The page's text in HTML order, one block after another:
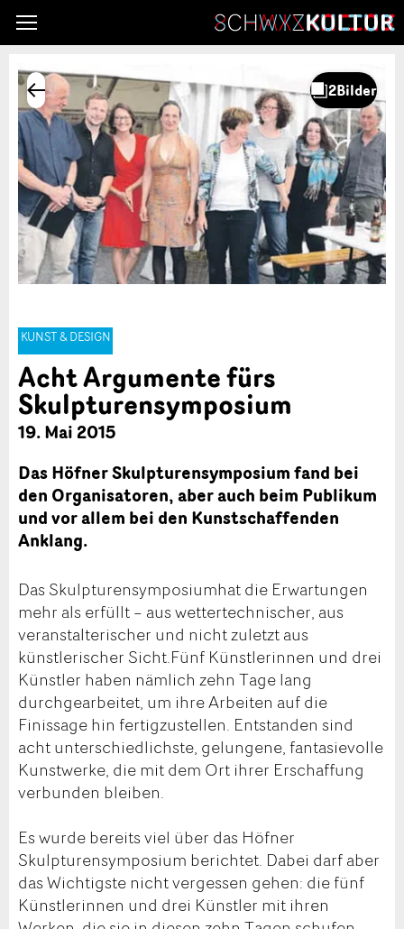
KUNST & DESIGN
Acht Argumente fürs
Skulpturensymposium
19. Mai 2015
Das Höfner Skulpturensymposium fand bei
den Organisatoren, aber auch beim Publikum
und vor allem bei den Kunstschaffenden
Anklang.
Das Skulpturensymposiumhat die Erwartungen
mehr als erfüllt – aus wettertechnischer, aus
veranstalterischer und nicht zuletzt aus
künstlerischer Sicht.Fünf Künstlerinnen und drei
Künstler haben nämlich zehn Tage lang
durchgearbeitet, um ihre Arbeiten auf die
Finissage hin fertigzustellen. Entstanden sind
acht unterschiedlichste, gelungene, fantasievolle
Kunstwerke, die mit dem Ort ihrer Erschaffung
verbunden bleiben.
Es wurde bereits viel über das Höfner
Skulpturensymposium berichtet. Dabei darf aber
das Wichtigste nicht vergessen gehen: die fünf
Künstlerinnen und drei Künstler mit ihren